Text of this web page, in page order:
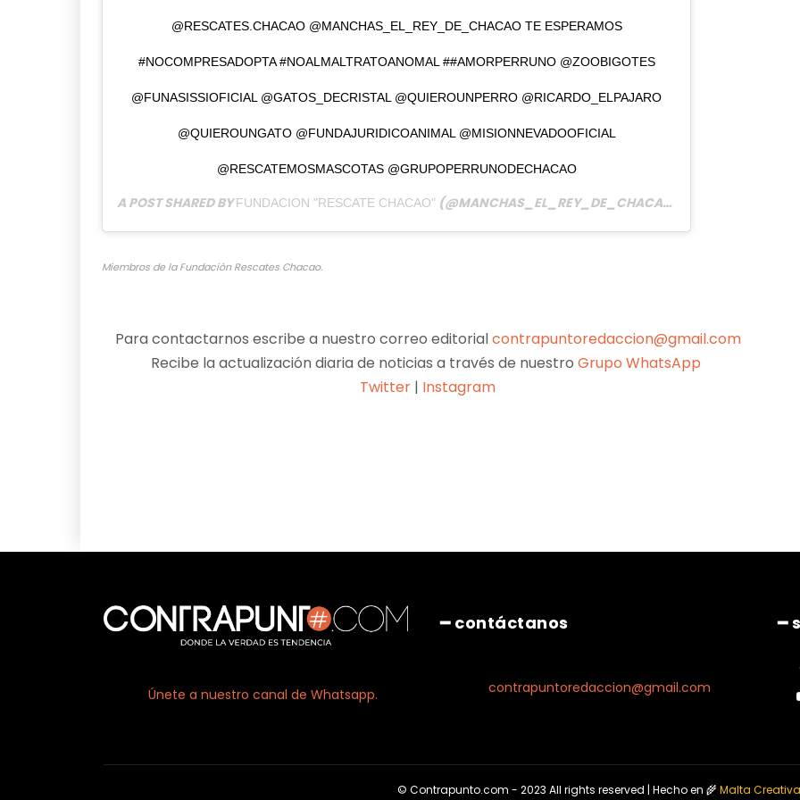
@RESCATES.CHACAO @MANCHAS_EL_REY_DE_CHACAO TE ESPERAMOS
#NOCOMPRESADOPTA #NOALMALTRATOANOMAL ##AMORPERRUNO @ZOOBIGOTES
@FUNASISSIOFICIAL @GATOS_DECRISTAL @QUIEROUNPERRO @RICARDO_ELPAJARO
@QUIEROUNGATO @FUNDAJURIDICOANIMAL @MISIONNEVADOOFICIAL
@RESCATEMOSMASCOTAS @GRUPOPERRUNODECHACAO
A POST SHARED BYFUNDACION "RESCATE CHACAO" (@MANCHAS_EL_REY_DE_CHACAO) ON
Miembros de la Fundación Rescates Chacao.
Para contactarnos escribe a nuestro correo editorialcontrapuntoredaccion@gmail.com
Recibe la actualización diaria de noticias a través de nuestroGrupo WhatsApp
Twitter | Instagram
Únete a nuestro canal de Whatsapp.
━ contáctanos
contrapuntoredaccion@gmail.com
━
© Contrapunto.com - 2023 All rights reserved | Hecho en 🌾Malta Creativa